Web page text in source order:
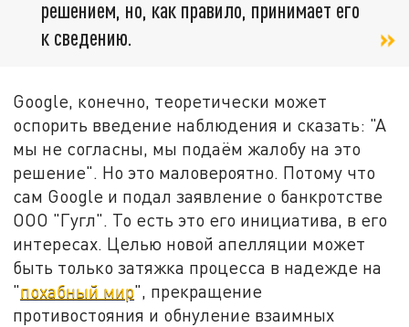
решением, но, как правило, принимает его
к сведению.
Google, конечно, теоретически может
оспорить введение наблюдения и сказать: "А
мы не согласны, мы подаём жалобу на это
решение". Но это маловероятно. Потому что
сам Google и подал заявление о банкротстве
ООО "Гугл". То есть это его инициатива, в его
интересах. Целью новой апелляции может
быть только затяжка процесса в надежде на
"похабный мир", прекращение
противостояния и обнуление взаимных